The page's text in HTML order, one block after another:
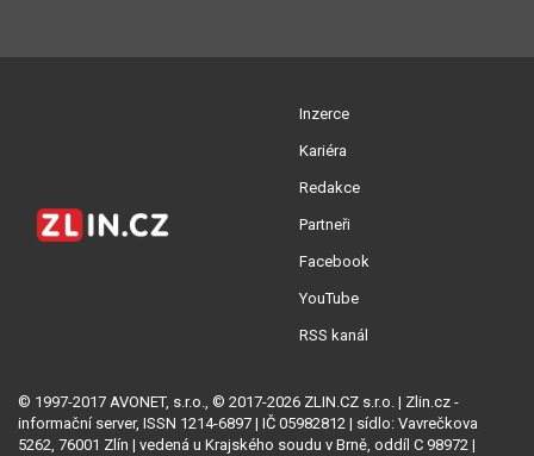
Inzerce
Kariéra
Redakce
Partneři
Facebook
YouTube
RSS kanál
© 1997-2017 AVONET, s.r.o., © 2017-2026 ZLIN.CZ s.r.o. | Zlin.cz -
informační server, ISSN 1214-6897 | IČ 05982812 | sídlo: Vavrečkova
5262, 76001 Zlín | vedená u Krajského soudu v Brně, oddíl C 98972 |